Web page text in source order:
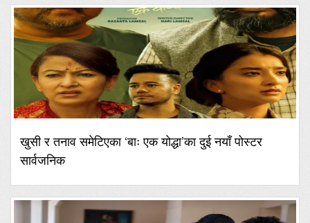
खुसी र तनाव समेटिएका ‘बाः एक योद्धा’का दुई नयाँ पोस्टर
सार्वजनिक